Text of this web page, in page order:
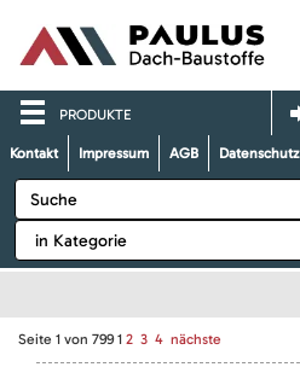
PRODUKTE
Kontakt Impressum AGB Datenschutz
Seite 1 von 799 1 2 3 4 nächste